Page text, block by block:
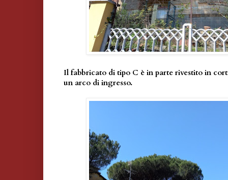
Il fabbricato di tipo C è in parte rivestito in
un arco di ingresso.